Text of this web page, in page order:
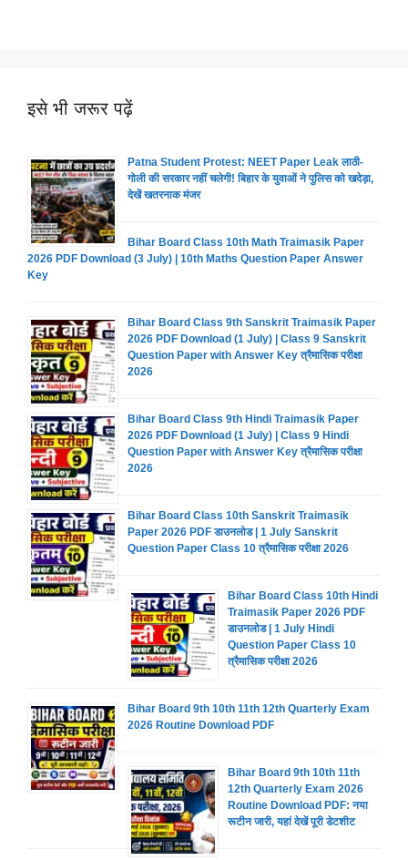
इसे भी जरूर पढ़ें
Patna Student Protest: NEET Paper Leak लाठी-
गोली की सरकार नहीं चलेगी! बिहार के युवाओं ने पुलिस को खदेड़ा,
देखें खतरनाक मंजर
Bihar Board Class 10th Math Traimasik Paper
2026 PDF Download (3 July) | 10th Maths Question Paper Answer
Key
Bihar Board Class 9th Sanskrit Traimasik Paper
2026 PDF Download (1 July) | Class 9 Sanskrit
Question Paper with Answer Key त्रैमासिक परीक्षा
2026
Bihar Board Class 9th Hindi Traimasik Paper
2026 PDF Download (1 July) | Class 9 Hindi
Question Paper with Answer Key त्रैमासिक परीक्षा
2026
Bihar Board Class 10th Sanskrit Traimasik
Paper 2026 PDF डाउनलोड | 1 July Sanskrit
Question Paper Class 10 त्रैमासिक परीक्षा 2026
Bihar Board Class 10th Hindi
Traimasik Paper 2026 PDF
डाउनलोड | 1 July Hindi
Question Paper Class 10
त्रैमासिक परीक्षा 2026
Bihar Board 9th 10th 11th 12th Quarterly Exam
2026 Routine Download PDF
Bihar Board 9th 10th 11th
12th Quarterly Exam 2026
Routine Download PDF: नया
रूटीन जारी, यहां देखें पूरी डेटशीट